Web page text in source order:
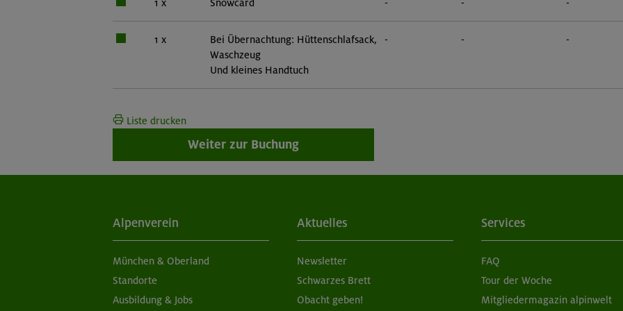
1 x Snowcard - - -
1 x
Bei Übernachtung: Hüttenschlafsack,
Waschzeug
Und kleines Handtuch
- - -
Liste drucken
Weiter zur Buchung
Alpenverein
München & Oberland
Standorte
Ausbildung & Jobs
Aktuelles
Newsletter
Schwarzes Brett
Obacht geben!
Services
FAQ
Tour der Woche
Mitgliedermagazin alpinwelt